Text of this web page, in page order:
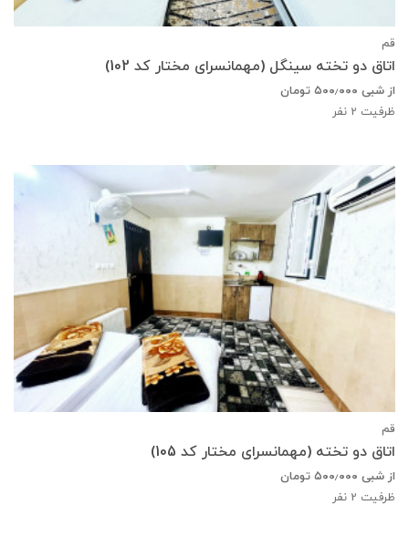
قم
اتاق دو تخته سینگل (مهمانسرای مختار کد 102)
از شبی ۵۰۰٫۰۰۰ تومان
ظرفیت 2 نفر
قم
اتاق دو تخته (مهمانسرای مختار کد 105)
از شبی ۵۰۰٫۰۰۰ تومان
ظرفیت 2 نفر